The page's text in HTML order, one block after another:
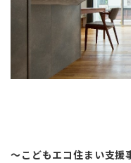
～こどもエコ住まい支援